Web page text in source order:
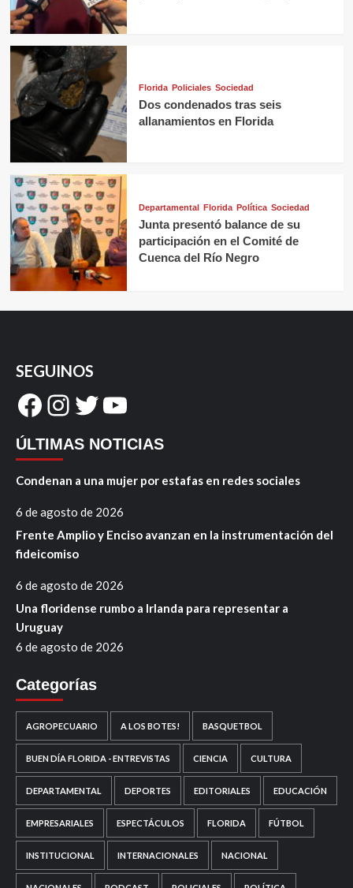
Florida Policiales Sociedad
Dos condenados tras seis
allanamientos en Florida
Departamental Florida Política Sociedad
Junta presentó balance de su
participación en el Comité de
Cuenca del Río Negro
SEGUINOS
Facebook
Instagram
Twitter
YouTube
ÚLTIMAS NOTICIAS
Condenan a una mujer por estafas en redes sociales
6 de agosto de 2026
Frente Amplio y Enciso avanzan en la instrumentación del
fideicomiso
6 de agosto de 2026
Una floridense rumbo a Irlanda para representar a
Uruguay
6 de agosto de 2026
Categorías
AGROPECUARIO A LOS BOTES! BASQUETBOL
BUEN DÍA FLORIDA - ENTREVISTAS CIENCIA CULTURA
DEPARTAMENTAL DEPORTES EDITORIALES EDUCACIÓN
EMPRESARIALES ESPECTÁCULOS FLORIDA FÚTBOL
INSTITUCIONAL INTERNACIONALES NACIONAL